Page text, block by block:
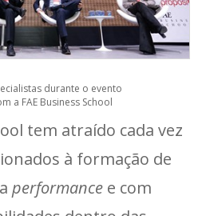
durante o evento
a FAE Business School
tem atraído cada vez
à formação de
performance e com